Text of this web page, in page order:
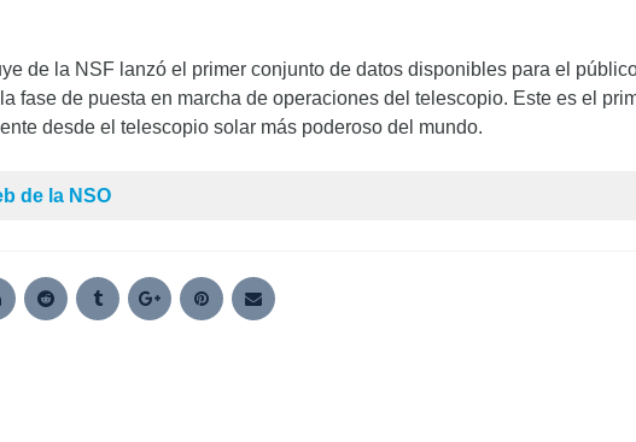
de la NSF lanzó el primer conjunto de datos disponibles para el
fase de puesta en marcha de operaciones del telescopio. Este es el
desde el telescopio solar más poderoso del mundo.
de la NSO